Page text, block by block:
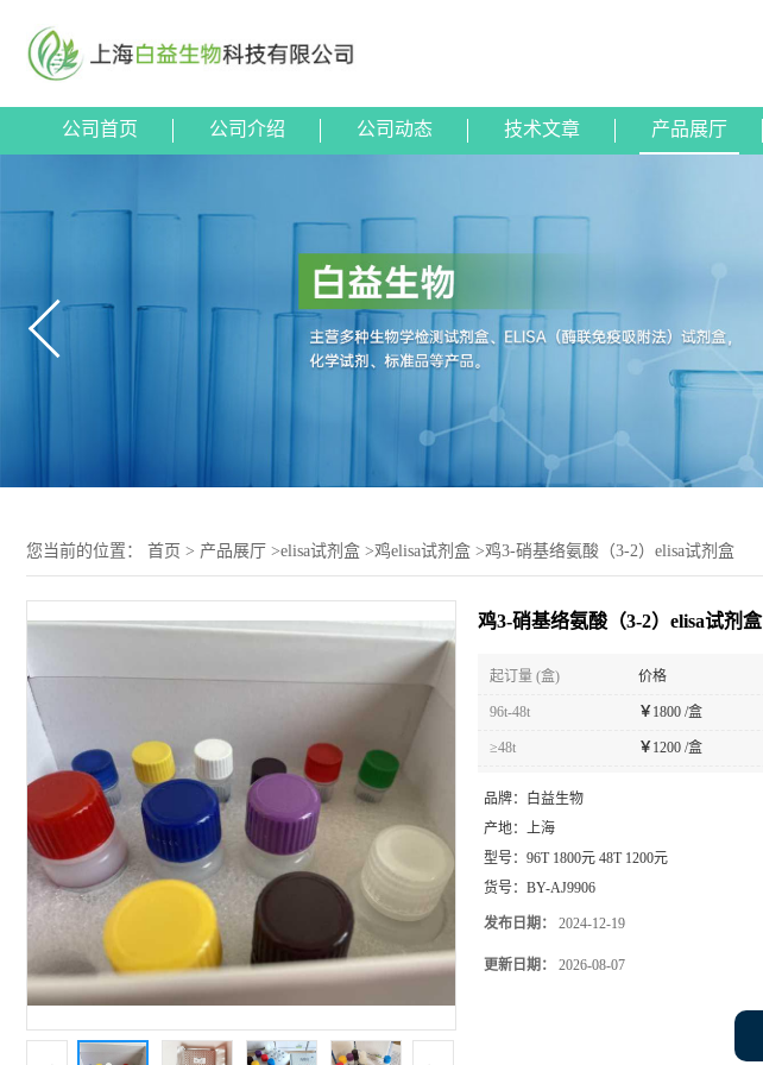
公司首页 公司介绍 公司动态 技术文章 产品展厅
您当前的位置： 首页 > 产品展厅 >elisa试剂盒 >鸡elisa试剂盒 >鸡3-硝基络氨酸（3-2）elisa试剂盒
鸡3-硝基络氨酸（3-2）elisa试剂盒
起订量 (盒) 价格
96t-48t ￥ 1800 /盒
≥48t ￥ 1200 /盒
品牌：
白益生物
产地： 上海
型号： 96T 1800元 48T 1200元
货号： BY-AJ9906
发布日期： 2024-12-19
更新日期： 2026-08-07